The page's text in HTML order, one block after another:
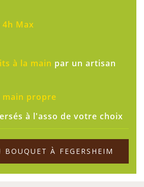
4h Max
à la main par un artisan
main propre
à l'asso de votre choix
BOUQUET À FEGERSHEIM